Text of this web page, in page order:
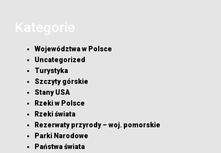
Kategorie
Województwa w Polsce
Uncategorized
Turystyka
Szczyty górskie
Stany USA
Rzeki w Polsce
Rzeki świata
Rezerwaty przyrody – woj. pomorskie
Parki Narodowe
Państwa świata